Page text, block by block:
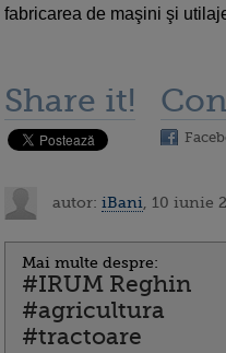
fabricarea de maşini şi
Share it!
autor: iBani , 10 iunie
Mai multe despre:
#IRUM Reghin
#agricultura
#tractoare